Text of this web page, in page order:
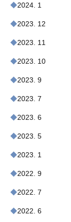
2024. 1
2023. 12
2023. 11
2023. 10
2023. 9
2023. 7
2023. 6
2023. 5
2023. 1
2022. 9
2022. 7
2022. 6